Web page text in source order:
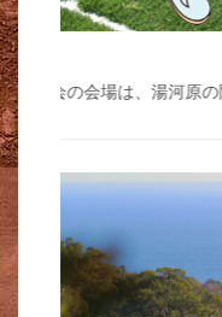
↓↓ 天然芝大会の会場